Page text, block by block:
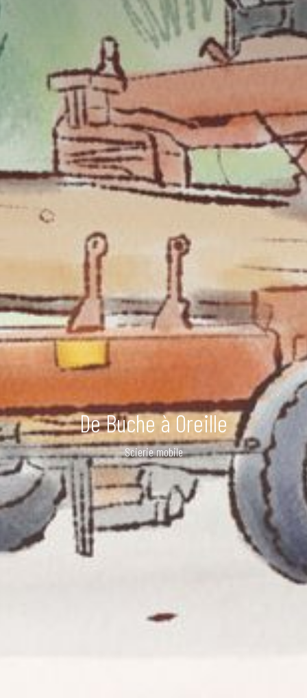
De Buche à Oreille
Scierie mobile